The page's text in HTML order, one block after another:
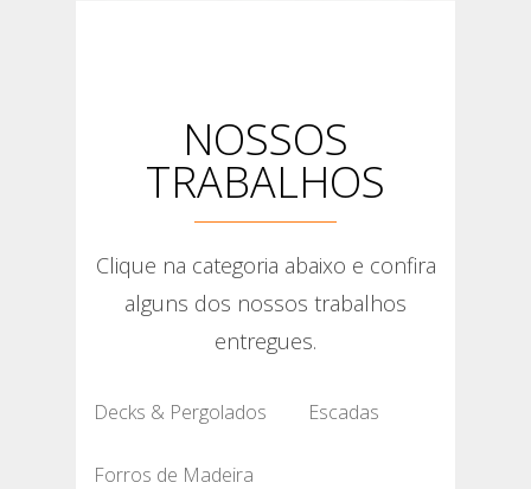
NOSSOS
TRABALHOS
Clique na categoria abaixo e confira
alguns dos nossos trabalhos
entregues.
Decks & Pergolados Escadas
Forros de Madeira